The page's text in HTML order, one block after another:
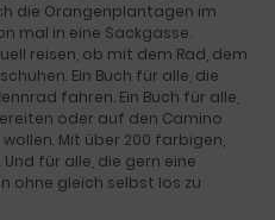
die Orangenplantagen im
mal in eine Sackgasse.
reisen, ob mit dem Rad, dem
Ein Buch für alle, die
fahren. Ein Buch für alle,
oder auf den Camino
Mit über 200 farbigen,
für alle, die gern eine
ohne gleich selbst los zu